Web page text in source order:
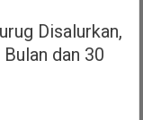
Disalurkan,
dan 30